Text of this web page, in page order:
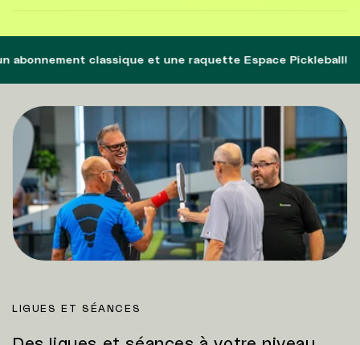
classique et une raquette Espace Pickleball! •
LIGUES ET SÉANCES